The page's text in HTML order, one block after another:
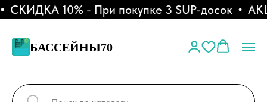
10% - При покупке 3 SUP-досок
БАССЕЙНЫ70